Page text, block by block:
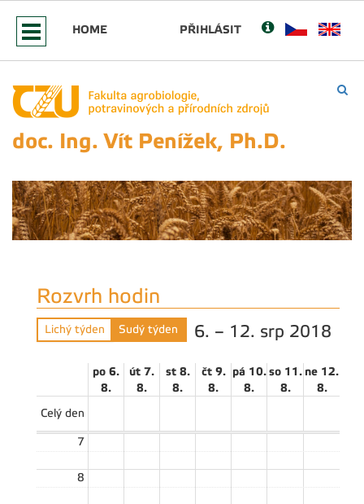
HOME PŘIHLÁSIT
doc. Ing. Vít Penížek, Ph.D.
Rozvrh hodin
Lichý týden Sudý týden 6. – 12. srp 2018
po 6.
8.
út 7.
8.
st 8.
8.
čt 9.
8.
pá 10.
8.
so 11.
8.
ne 12.
8.
Celý den
7
8